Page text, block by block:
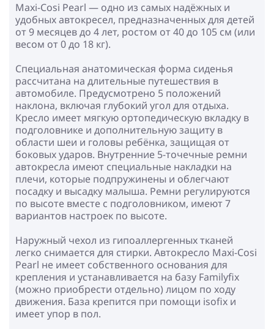
Maxi-Cosi Pearl — одно из самых надёжных и
удобных автокресел, предназначенных для детей
от 9 месяцев до 4 лет, ростом от 40 до 105 см (или
весом от 0 до 18 кг).
Специальная анатомическая форма сиденья
рассчитана на длительные путешествия в
автомобиле. Предусмотрено 5 положений
наклона, включая глубокий угол для отдыха.
Кресло имеет мягкую ортопедическую вкладку в
подголовнике и дополнительную защиту в
области шеи и головы ребёнка, защищая от
боковых ударов. Внутренние 5-точечные ремни
автокресла имеют специальные накладки на
плечи, которые подпружинены и облегчают
посадку и высадку малыша. Ремни регулируются
по высоте вместе с подголовником, имеют 7
вариантов настроек по высоте.
Наружный чехол из гипоаллергенных тканей
легко снимается для стирки. Автокресло Maxi-Cosi
Pearl не имеет собственного основания для
крепления и устанавливается на базу Familyfix
(можно приобрести отдельно) лицом по ходу
движения. База крепится при помощи isofix и
имеет упор в пол.